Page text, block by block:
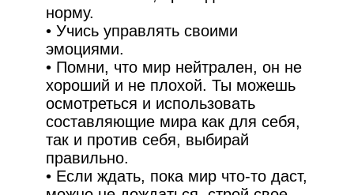
норму.
• Учись управлять своими
эмоциями.
• Помни, что мир нейтрален, он не
хороший и не плохой. Ты можешь
осмотреться и использовать
составляющие мира как для себя,
так и против себя, выбирай
правильно.
• Если ждать, пока мир что-то даст,